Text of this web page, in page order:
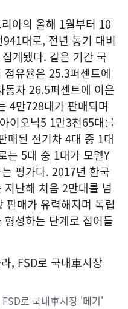
아의 올해 1월부터 10
대로, 전년 동기 대비
계됐다. 같은 기간 국
유율은 25.3퍼센트에
동차 26.5퍼센트에 이은
4만728대가 판매되며
이오닉5 1만3천65대를
매된 전기차 4대 중 1대
는 5대 중 1대가 모델Y
평가다. 2017년 한국
난해 처음 2만대를 넘
판매가 유력해지며 독립
성하는 단계로 접어들
로 국내車시장 '메기'